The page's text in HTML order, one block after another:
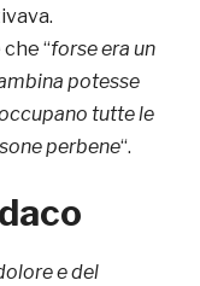
“forse era un
potesse
tutte le
perbene“.
e del